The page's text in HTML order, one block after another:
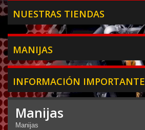
NUESTRAS TIENDAS
MANIJAS
INFORMACIÓN IMPORTANTE
Manijas
Manijas